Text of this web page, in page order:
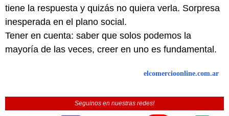
tiene la respuesta y quizás no quiera verla. Sorpresa
inesperada en el plano social.
Tener en cuenta: saber que solos podemos la
mayoría de las veces, creer en uno es fundamental.
elcomercioonline.com.ar
Seguinos en nuestras redes!